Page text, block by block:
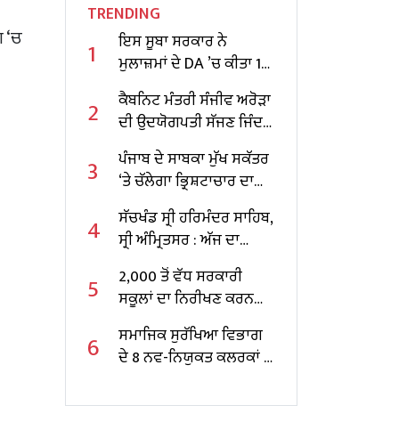
TRENDING
1
ਇਸ ਸੂਬਾ ਸਰਕਾਰ ਨੇ
ਮੁਲਾਜ਼ਮਾਂ ਦੇ DA ’ਚ ਕੀਤਾ 10
ਫੀਸਦੀ ਵਾਧਾ
2
ਕੈਬਨਿਟ ਮੰਤਰੀ ਸੰਜੀਵ ਅਰੋੜਾ
ਦੀ ਉਦਯੋਗਪਤੀ ਸੱਜਣ ਜਿੰਦਲ
ਨਾਲ ਮੁਲਾਕਾਤ; ਇਸਪਾਤ
ਖੇਤਰ ‘ਚ ₹1,500 ਕਰੋੜ ਨਿਵੇਸ਼
ਦਾ ਐਲਾਨ
3
ਪੰਜਾਬ ਦੇ ਸਾਬਕਾ ਮੁੱਖ ਸਕੱਤਰ
‘ਤੇ ਚੱਲੇਗਾ ਭ੍ਰਿਸ਼ਟਾਚਾਰ ਦਾ
ਕੇਸ, ਕੇਂਦਰ ਸਰਕਾਰ ਨੇ ਦਿੱਤੀ
ਪ੍ਰਵਾਨਗੀ
4
ਸੱਚਖੰਡ ਸ੍ਰੀ ਹਰਿਮੰਦਰ ਸਾਹਿਬ,
ਸ੍ਰੀ ਅੰਮ੍ਰਿਤਸਰ : ਅੱਜ ਦਾ
ਹੁਕਮਨਾਮਾ
5
2,000 ਤੋਂ ਵੱਧ ਸਰਕਾਰੀ
ਸਕੂਲਾਂ ਦਾ ਨਿਰੀਖਣ ਕਰਨ
ਵਾਲੇ ਪੰਜਾਬ ਦੇ ਪਹਿਲੇ
ਸਿੱਖਿਆ ਮੰਤਰੀ ਬਣੇ ਹਰਜੋਤ
ਸਿੰਘ ਬੈਂਸ
6
ਸਮਾਜਿਕ ਸੁਰੱਖਿਆ ਵਿਭਾਗ
ਦੇ 8 ਨਵ-ਨਿਯੁਕਤ ਕਲਰਕਾਂ ਨੂੰ